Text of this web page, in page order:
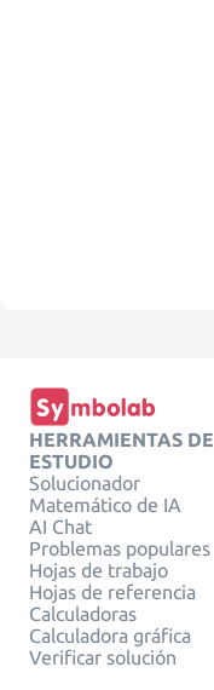
HERRAMIENTAS DE
ESTUDIO
Solucionador
Matemático de IA
AI Chat
Problemas populares
Hojas de trabajo
Hojas de referencia
Calculadoras
Calculadora gráfica
Verificar solución